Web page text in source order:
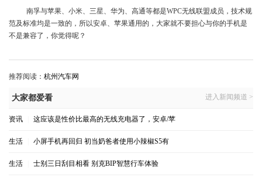
南孚与苹果、小米、三星、华为、高通等都是WPC无线联盟成员，技术规
范及标准均是一致的，所以安卓、苹果通用的，大家就不要担心与你的手机是
不是兼容了，你觉得呢？
推荐阅读： 杭州汽车网
大家都爱看 进入新闻频道 >
资讯 这应该是性价比最高的无线充电器了，安卓/苹
生活 小屏手机再回归 初当奶爸者使用小辣椒S5有
生活 士别三日刮目相看 别克BIP智慧行车体验